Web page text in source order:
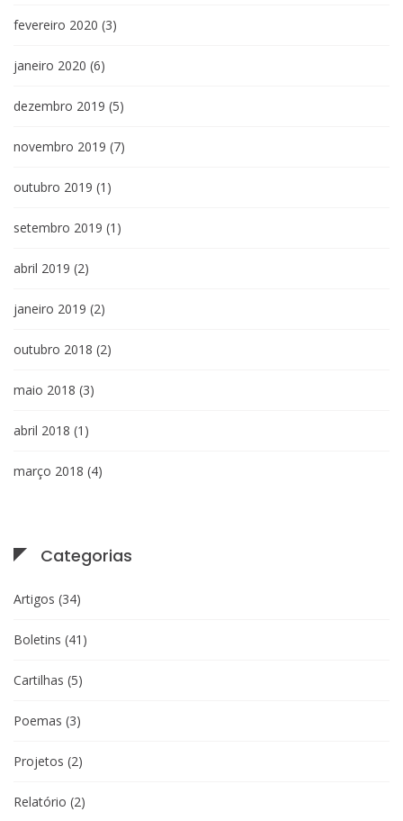
fevereiro 2020 (3)
janeiro 2020 (6)
dezembro 2019 (5)
novembro 2019 (7)
outubro 2019 (1)
setembro 2019 (1)
abril 2019 (2)
janeiro 2019 (2)
outubro 2018 (2)
maio 2018 (3)
abril 2018 (1)
março 2018 (4)
Categorias
Artigos (34)
Boletins (41)
Cartilhas (5)
Poemas (3)
Projetos (2)
Relatório (2)